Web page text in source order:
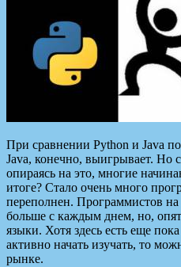
При сравнении Python и Java
Java, конечно, выигрывает. Но
опираясь на это, многие
итоге? Стало очень много
переполнен. Программистов на
больше с каждым днем, но,
языки. Хотя здесь есть еще
активно начать изучать, то
рынке.